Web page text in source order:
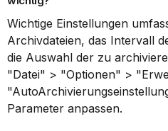
Wichtige Einstellungen
Archivdateien, das Intervall
die Auswahl der zu
"Datei" > "Optionen" >
Parameter anpassen.